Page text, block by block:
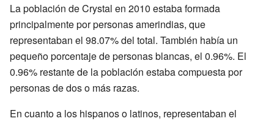
La población de Crystal en 2010 estaba formada
principalmente por personas amerindias, que
representaban el 98.07% del total. También había un
pequeño porcentaje de personas blancas, el 0.96%. El
0.96% restante de la población estaba compuesta por
personas de dos o más razas.
En cuanto a los hispanos o latinos, representaban el